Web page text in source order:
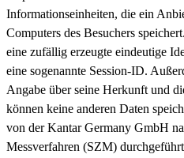
Informationseinheiten, die ein
Computers des Besuchers
eine zufällig erzeugte eindeutige
eine sogenannte Session-ID.
Angabe über seine Herkunft und
können keine anderen Daten
von der Kantar Germany GmbH
Messverfahren (SZM)